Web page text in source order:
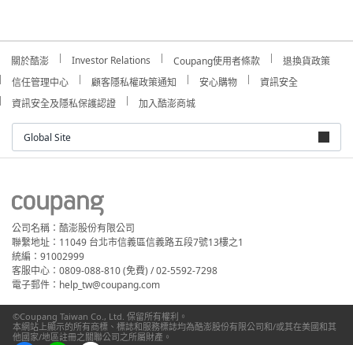
關於酷澎 Investor Relations Coupang使用者條款
退換貨政策
信任管理中心
顧客隱私權政策通知 安心購物
資訊安全
資訊安全及隱私保護認證
加入酷澎商城
Global Site
公司名稱：酷澎股份有限公司
聯繫地址：11049 台北市信義區信義路五段7號13樓之1
統編：91002999
客服中心：0809-088-810 (免費) / 02-5592-7298
電子郵件：help_tw@coupang.com
©Coupang Taiwan Co., Ltd. 保留所有權利。
本網站上顯示的所有商標、標誌和服務標誌均為酷澎股份有限公司和/或其在美國和其
他國家/地區註冊之關聯公司之所屬財產。